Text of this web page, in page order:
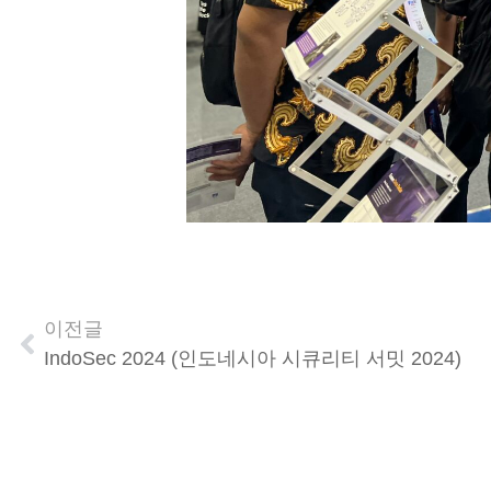
이전글
IndoSec 2024 (인도네시아 시큐리티 서밋 2024)